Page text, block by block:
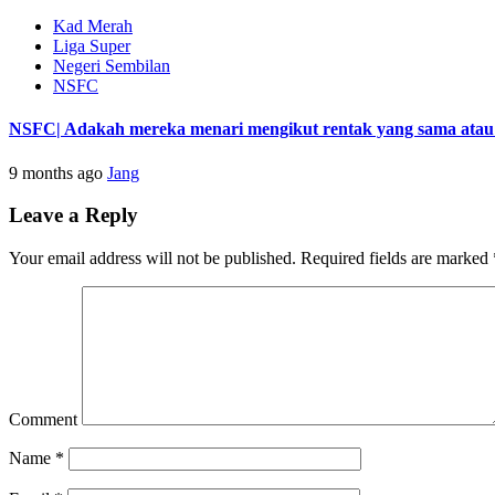
Kad Merah
Liga Super
Negeri Sembilan
NSFC
NSFC| Adakah mereka menari mengikut rentak yang sama
9 months ago Jang
Leave a Reply
Your email address will not be published. Required fields are marked
Comment
Name *